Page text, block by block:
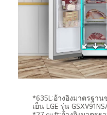
*635L:อ้างอิงมาตรฐาน
เย็น LGE รุ่น